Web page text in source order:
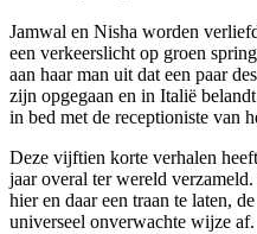
Jamwal en Nisha worden
een verkeerslicht op groen
aan haar man uit dat een paar
zijn opgegaan en in Italië
in bed met de receptioniste van
Deze vijftien korte verhalen
jaar overal ter wereld
hier en daar een traan te laten,
universeel onverwachte wijze af.